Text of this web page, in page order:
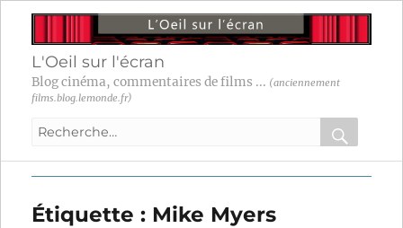
L'Oeil sur l'écran
Blog cinéma, commentaires de films ... (anciennement
films.blog.lemonde.fr)
Recherche
:
OK
Étiquette : Mike Myers